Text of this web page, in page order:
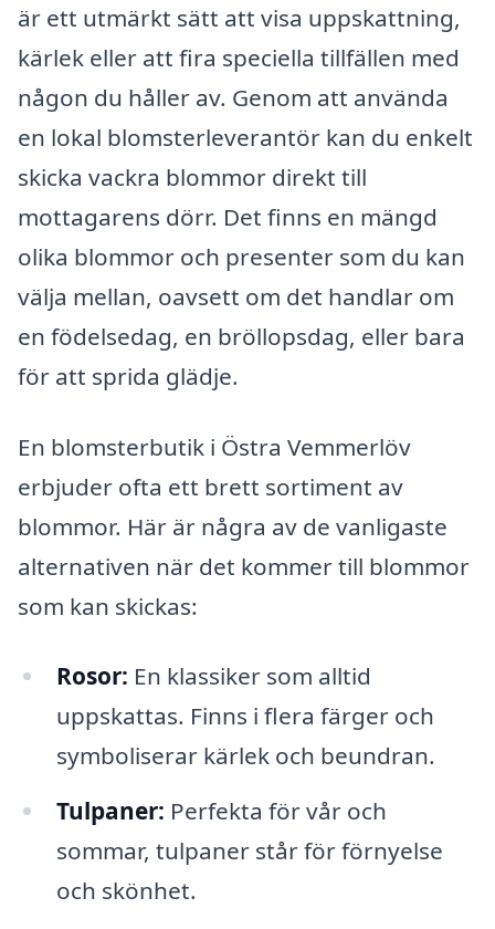
är ett utmärkt sätt att visa uppskattning,
kärlek eller att fira speciella tillfällen med
någon du håller av. Genom att använda
en lokal blomsterleverantör kan du enkelt
skicka vackra blommor direkt till
mottagarens dörr. Det finns en mängd
olika blommor och presenter som du kan
välja mellan, oavsett om det handlar om
en födelsedag, en bröllopsdag, eller bara
för att sprida glädje.
En blomsterbutik i Östra Vemmerlöv
erbjuder ofta ett brett sortiment av
blommor. Här är några av de vanligaste
alternativen när det kommer till blommor
som kan skickas:
Rosor: En klassiker som alltid
uppskattas. Finns i flera färger och
symboliserar kärlek och beundran.
Tulpaner: Perfekta för vår och
sommar, tulpaner står för förnyelse
och skönhet.